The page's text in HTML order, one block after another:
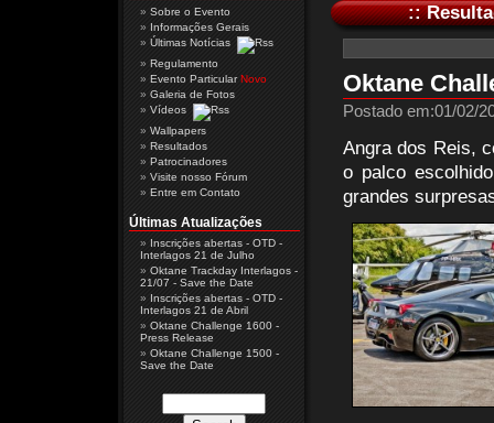
::
Oktane
Postado em:01/02/
Angra dos Reis,
o palco
grandes
Sobre o Evento
Informações Gerais
Últimas Notícias
Regulamento
Evento ParticularNovo
Galeria de Fotos
Vídeos
Wallpapers
Resultados
Patrocinadores
Visite nosso Fórum
Entre em Contato
Últimas Atualizações
Inscrições abertas - OTD -
Interlagos 21 de Julho
Oktane Trackday Interlagos -
21/07 - Save the Date
Inscrições abertas - OTD -
Interlagos 21 de Abril
Oktane Challenge 1600 -
Press Release
Oktane Challenge 1500 -
Save the Date